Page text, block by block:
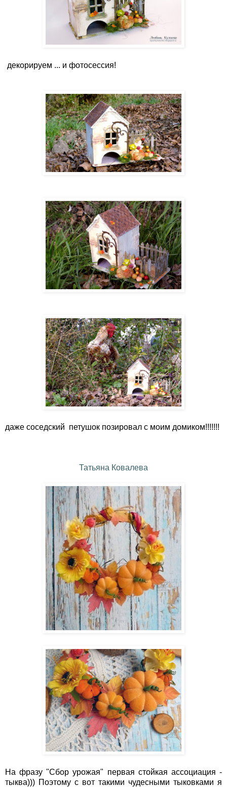
декорируем ... и фотосессия!
даже соседский петушок позировал с моим домиком!!!!!!!
Татьяна Ковалева
На фразу "Сбор урожая" первая стойкая ассоциация -
тыква))) Поэтому с вот такими чудесными тыковками я